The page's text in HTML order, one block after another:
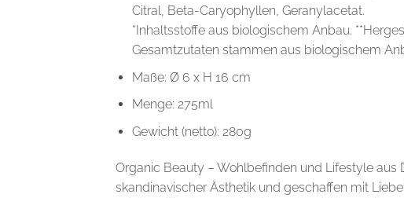
Citral, Beta-Caryophyllen, Geranylacetat.
*Inhaltsstoffe aus biologischem Anbau.
Gesamtzutaten stammen aus biologischem
Maße: Ø 6 x H 16 cm
Menge: 275ml
Gewicht (netto): 280g
Organic Beauty – Wohlbefinden und Lifestyle aus
skandinavischer Ästhetik und geschaffen mit